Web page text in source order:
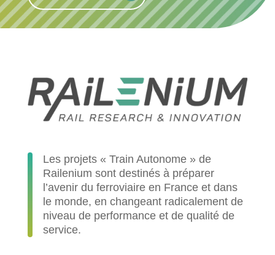
Les projets « Train Autonome » de
Railenium sont destinés à préparer
l’avenir du ferroviaire en France et dans
le monde, en changeant radicalement de
niveau de performance et de qualité de
service.